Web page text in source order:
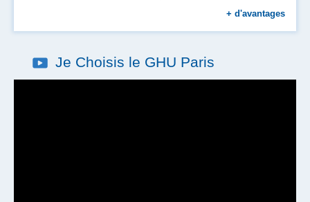
Place en crèche
Primes
+ d'avantages
Je Choisis le GHU Paris